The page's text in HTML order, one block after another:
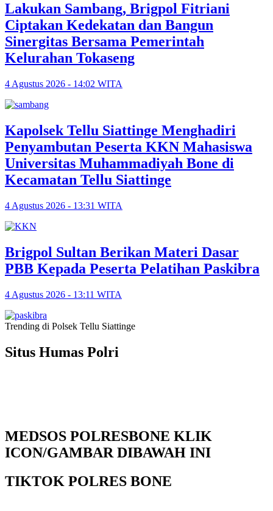
Lakukan Sambang, Brigpol Fitriani
Ciptakan Kedekatan dan Bangun
Sinergitas Bersama Pemerintah
Kelurahan Tokaseng
4 Agustus 2026 - 14:02 WITA
Kapolsek Tellu Siattinge Menghadiri
Penyambutan Peserta KKN Mahasiswa
Universitas Muhammadiyah Bone di
Kecamatan Tellu Siattinge
4 Agustus 2026 - 13:31 WITA
Brigpol Sultan Berikan Materi Dasar
PBB Kepada Peserta Pelatihan Paskibra
4 Agustus 2026 - 13:11 WITA
Trending di Polsek Tellu Siattinge
Situs Humas Polri
MEDSOS POLRESBONE KLIK
ICON/GAMBAR DIBAWAH INI
TIKTOK POLRES BONE